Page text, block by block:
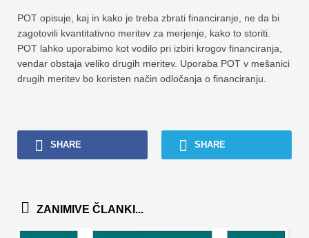
POT opisuje, kaj in kako je treba zbrati financiranje, ne da bi
zagotovili kvantitativno meritev za merjenje, kako to storiti.
POT lahko uporabimo kot vodilo pri izbiri krogov financiranja,
vendar obstaja veliko drugih meritev. Uporaba POT v mešanici
drugih meritev bo koristen način odločanja o financiranju.
SHARE SHARE
ZANIMIVE ČLANKI...